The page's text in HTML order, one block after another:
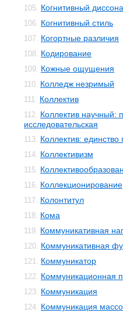
105. Когнитивный
106. Когнитивный стиль
107. Когортные различия
108. Кодирование
109. Кожные ощущения
110. Колледж незримый
111. Коллектив
112. Коллектив научный:
исследовательская
113. Коллектив:
114. Коллективизм
115.
116. Коллекционирование
117. Колонтитул
118. Кома
119. Коммуникативная
120. Коммуникативная
121. Коммуникатор
122. Коммуникационная
123. Коммуникация
124. Коммуникация